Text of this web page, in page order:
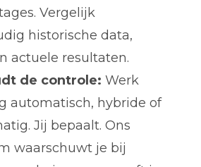
Vergelijk
historische data,
actuele resultaten.
de controle:Werk
automatisch, hybride of
Jij bepaalt. Ons
waarschuwt je bij